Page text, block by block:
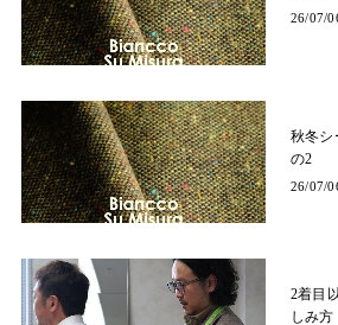
26/07/
秋冬シ
の2
26/07/
2着目
しみ方